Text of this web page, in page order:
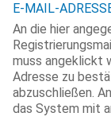
E-MAIL-
An die hier
muss angeklickt
Adresse zu
abzuschließen.
das System mit